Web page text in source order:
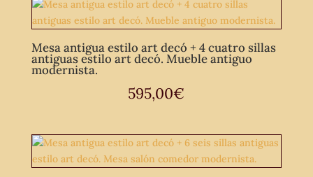
Mesa antigua estilo art decó + 4 cuatro sillas
antiguas estilo art decó. Mueble antiguo
modernista.
595,00€